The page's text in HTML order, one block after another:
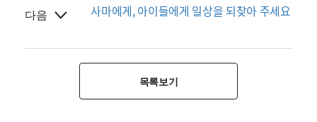
다음 사마에게, 아이들에게 일상을 되찾아 주세요
목록보기